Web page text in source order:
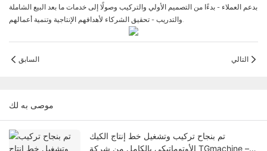
بدعم العملاء - بدءًا من التصميم الأولي والتركيب وصولًا إلى خدمات ما بعد البيع الشاملة
والتدريب - تحقيق الشركاء لأهدافهم الإنتاجية وتنمية أعمالهم.
السابق التالي
موصى به لك
تم بنجاح تركيب وتشغيل خط إنتاج الكيك
الأوتوماتيكي بالكامل من شركة TGmachine –